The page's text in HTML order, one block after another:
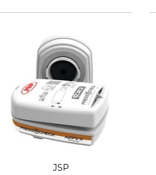
JSP